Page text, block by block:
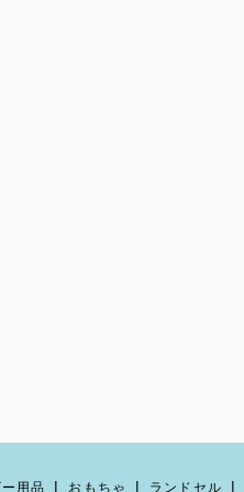
用品 おもちゃ ランドセル